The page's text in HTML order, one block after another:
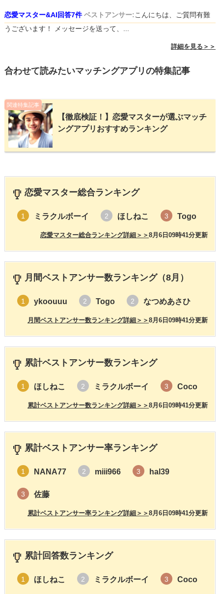
恋愛マスター&AI回答7件 ベストアンサー:こんにちは、ご質問有難
うございます！ メッセージを送って、...
詳細を見る＞＞
合わせて読みたいマッチングアプリの特集記事
関連特集記事
【徹底検証！】恋愛マスターが選ぶマッチ
ングアプリおすすめランキング
恋愛マスター総合ランキング
1 ミラクルボーイ 2 ほしねこ 3 Togo
8月6日09時41分更新
恋愛マスター総合ランキング詳細＞＞
月間ベストアンサー数ランキング（8月）
1 ykoouuu 2 Togo 2 なつめあさひ
8月6日09時41分更新
月間ベストアンサー数ランキング詳細＞＞
累計ベストアンサー数ランキング
1 ほしねこ 2 ミラクルボーイ 3 Coco
8月6日09時41分更新
累計ベストアンサー数ランキング詳細＞＞
累計ベストアンサー率ランキング
1 NANA77 2 miii966 3 hal39
3 佐藤
8月6日09時41分更新
累計ベストアンサー率ランキング詳細＞＞
累計回答数ランキング
1 ほしねこ 2 ミラクルボーイ 3 Coco